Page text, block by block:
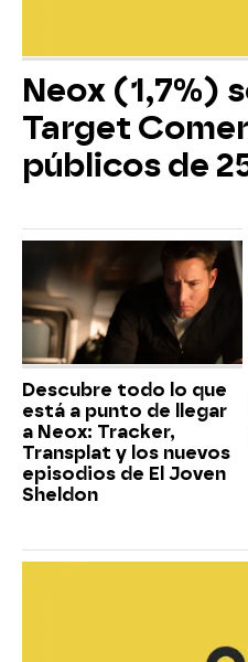
Neox (1,7%)
Target
públicos de
Descubre todo lo que
está a punto de llegar
a Neox: Tracker,
Transplat y los nuevos
episodios de El Joven
Sheldon